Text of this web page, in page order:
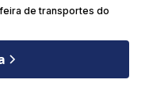
de transportes do